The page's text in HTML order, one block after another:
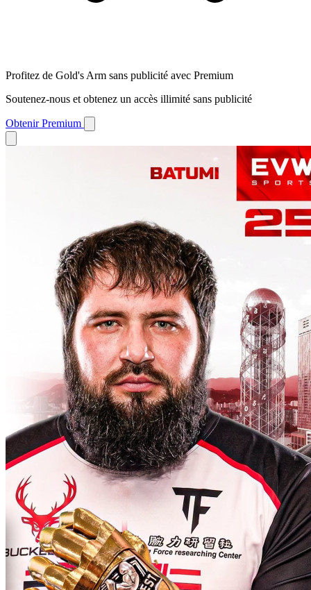
Profitez de Gold's Arm sans publicité avec Premium
Soutenez-nous et obtenez un accès illimité sans publicité
Obtenir Premium